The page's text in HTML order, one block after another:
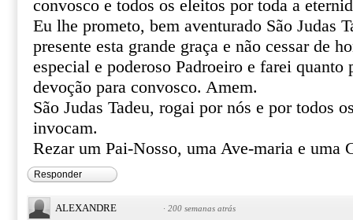
convosco e todos os eleitos por toda a
Eu lhe prometo, bem aventurado São Judas
presente esta grande graça e não cessar de
especial e poderoso Padroeiro e farei quanto
devoção para convosco. Amem.
São Judas Tadeu, rogai por nós e por todos
invocam.
Rezar um Pai-Nosso, uma Ave-maria e uma
Responder
ALEXANDRE · 200 semanas atrás